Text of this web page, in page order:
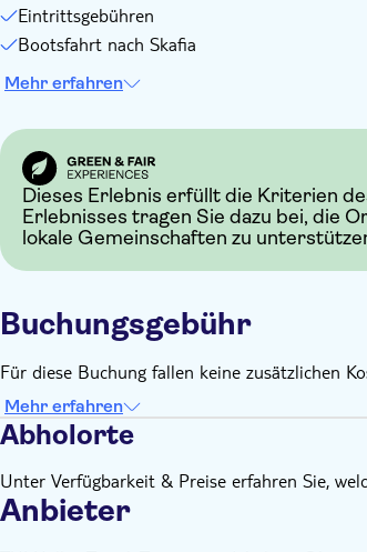
Eintrittsgebühren
Bootsfahrt nach Skafia
Mehr erfahren
Dieses Erlebnis erfüllt die Kriterien
Erlebnisses tragen Sie dazu bei, die
lokale Gemeinschaften zu
Buchungsgebühr
Für diese Buchung fallen keine zusätzlichen
Mehr erfahren
Abholorte
Unter Verfügbarkeit & Preise erfahren Sie,
Anbieter